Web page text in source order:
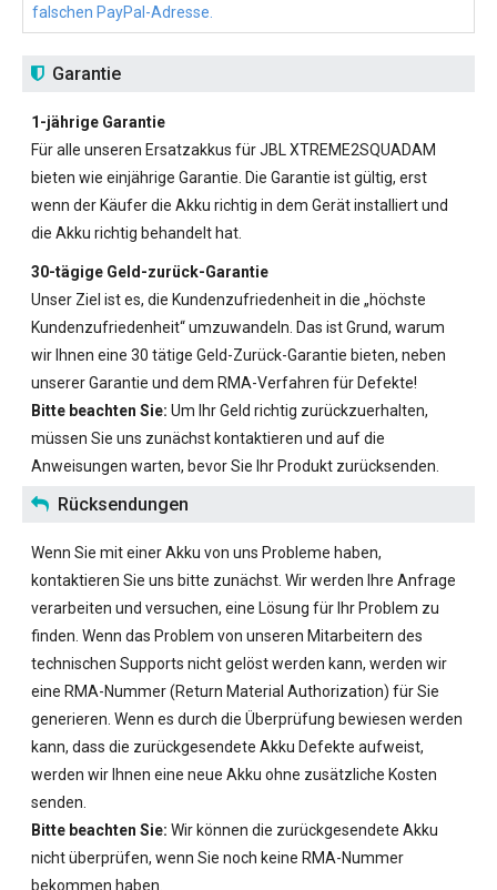
falschen PayPal-Adresse.
Garantie
1-jährige Garantie
Für alle unseren Ersatzakkus für JBL XTREME2SQUADAM
bieten wie einjährige Garantie. Die Garantie ist gültig, erst
wenn der Käufer die Akku richtig in dem Gerät installiert und
die Akku richtig behandelt hat.
30-tägige Geld-zurück-Garantie
Unser Ziel ist es, die Kundenzufriedenheit in die „höchste
Kundenzufriedenheit“ umzuwandeln. Das ist Grund, warum
wir Ihnen eine 30 tätige Geld-Zurück-Garantie bieten, neben
unserer Garantie und dem RMA-Verfahren für Defekte!
Bitte beachten Sie: Um Ihr Geld richtig zurückzuerhalten,
müssen Sie uns zunächst kontaktieren und auf die
Anweisungen warten, bevor Sie Ihr Produkt zurücksenden.
Rücksendungen
Wenn Sie mit einer Akku von uns Probleme haben,
kontaktieren Sie uns bitte zunächst. Wir werden Ihre Anfrage
verarbeiten und versuchen, eine Lösung für Ihr Problem zu
finden. Wenn das Problem von unseren Mitarbeitern des
technischen Supports nicht gelöst werden kann, werden wir
eine RMA-Nummer (Return Material Authorization) für Sie
generieren. Wenn es durch die Überprüfung bewiesen werden
kann, dass die zurückgesendete Akku Defekte aufweist,
werden wir Ihnen eine neue Akku ohne zusätzliche Kosten
senden.
Bitte beachten Sie: Wir können die zurückgesendete Akku
nicht überprüfen, wenn Sie noch keine RMA-Nummer
bekommen haben.